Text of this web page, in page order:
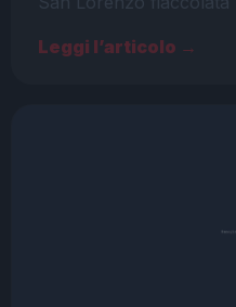
Leggi l’articolo →